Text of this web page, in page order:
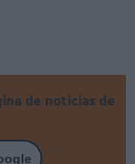
de noticias de